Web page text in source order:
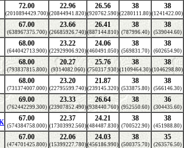
72.00
(2010894429.700)
22.96
(20844941.820)
26.56
(920762.590)
38
(2280111.80)
38
(1241422.00)
67.00
(638967375.700)
23.66
(26685926.740)
26.41
(887144.810)
38
(787996.40)
38
(539044.60)
68.00
(644042713.900)
23.22
(22929906.920)
24.06
(460491.050)
38
(569831.70)
38
(602654.90)
68.00
(793837815.800)
20.27
(9314082.060)
25.76
(750317.930)
38
(1109464.30)
38
(1046298.80)
68.00
(731374007.000)
23.20
(22795599.740)
21.87
(239145.320)
38
(533875.80)
38
(566146.30)
69.00
(762442299.300)
23.33
(23907852.490)
26.64
(938440.760)
38
(952550.60)
36
(304435.60)
67.00
(574384758.000)
22.37
(17303992.560)
24.21
(484487.830)
38
(700522.90)
38
(451988.80)
67.00
(474701425.800)
22.06
(15399227.780)
24.03
(456186.990)
38
(500375.70)
35
(263576.50)